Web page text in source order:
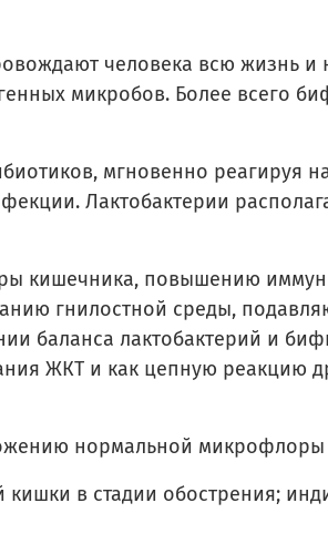
человека всю жизнь и
микробов. Более всего
мгновенно реагируя
Лактобактерии
кишечника, повышению
гнилостной среды,
баланса лактобактерий и
ЖКТ и как цепную реакцию
нормальной
в стадии обострения;